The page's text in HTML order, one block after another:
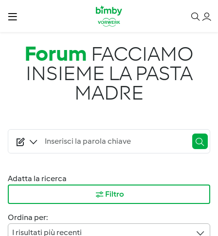
Salta al contenuto principale
Forum FACCIAMO
INSIEME LA PASTA
MADRE
Adatta la ricerca
Filtro
Ordina per:
I risultati più recenti